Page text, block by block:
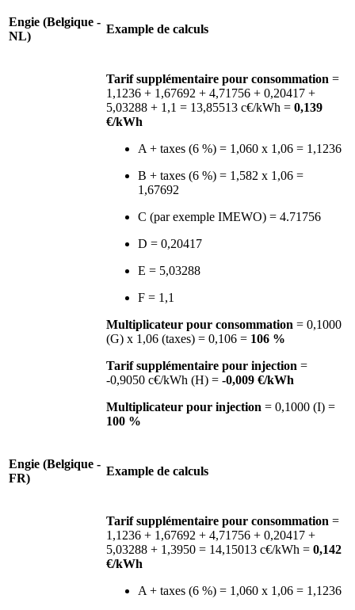
Engie (Belgique -
NL)
Example de calculs
Tarif supplémentaire pour consommation =
1,1236 + 1,67692 + 4,71756 + 0,20417 +
5,03288 + 1,1 = 13,85513 c€/kWh = 0,139
€/kWh
A + taxes (6 %) = 1,060 x 1,06 = 1,1236
B + taxes (6 %) = 1,582 x 1,06 =
1,67692
C (par exemple IMEWO) = 4.71756
D = 0,20417
E = 5,03288
F = 1,1
Multiplicateur pour consommation = 0,1000
(G) x 1,06 (taxes) = 0,106 = 106 %
Tarif supplémentaire pour injection =
-0,9050 c€/kWh (H) = -0,009 €/kWh
Multiplicateur pour injection = 0,1000 (I) =
100 %
Engie (Belgique -
FR)
Example de calculs
Tarif supplémentaire pour consommation =
1,1236 + 1,67692 + 4,71756 + 0,20417 +
5,03288 + 1,3950 = 14,15013 c€/kWh = 0,142
€/kWh
A + taxes (6 %) = 1,060 x 1,06 = 1,1236